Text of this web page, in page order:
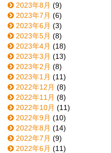
2023年8月 (9)
2023年7月 (6)
2023年6月 (3)
2023年5月 (8)
2023年4月 (18)
2023年3月 (13)
2023年2月 (8)
2023年1月 (11)
2022年12月 (8)
2022年11月 (8)
2022年10月 (11)
2022年9月 (10)
2022年8月 (14)
2022年7月 (9)
2022年6月 (11)